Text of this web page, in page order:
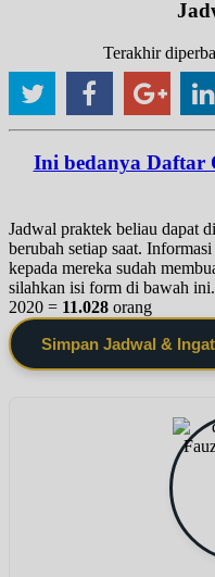
Terakhir
Ini bedanya Daftar
Jadwal praktek beliau dapat
berubah setiap saat.
kepada mereka sudah
silahkan isi form di bawah
2020 = 11.028 orang
Simpan Jadwal &